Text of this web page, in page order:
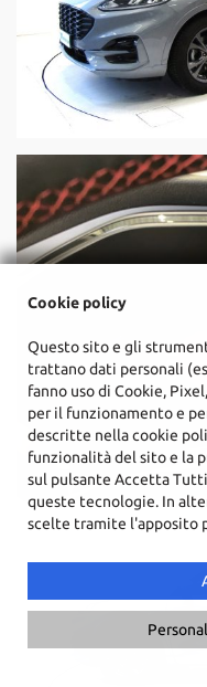
Cookie policy
Questo sito e gli
trattano dati personali
fanno uso di Cookie,
per il funzionamento e
descritte nella cookie
funzionalità del sito e la
sul pulsante Accetta
queste tecnologie. In
scelte tramite l'apposito